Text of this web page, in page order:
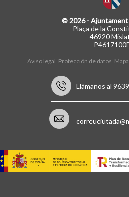
© 2026 -
Plaça de la
46920
Aviso legal Protección de datos
Llámanos al